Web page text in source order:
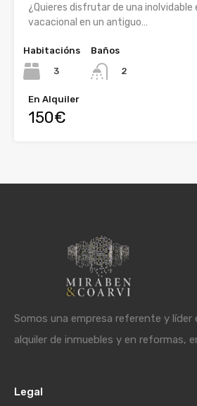
¿Quieres disfrutar de una inolvidable
vacacional en un antiguo…
Habitacións
3
Baños
2
En Alquiler
150€
Somos una empresa referente y
alquiler de inmuebles y en reformas,
Legal